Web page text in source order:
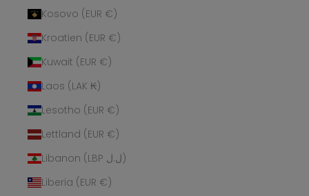
Kosovo (EUR €)
Kroatien (EUR €)
Kuwait (EUR €)
Laos (LAK ₭)
Lesotho (EUR €)
Lettland (EUR €)
Libanon (LBP ل.ل)
Liberia (EUR €)